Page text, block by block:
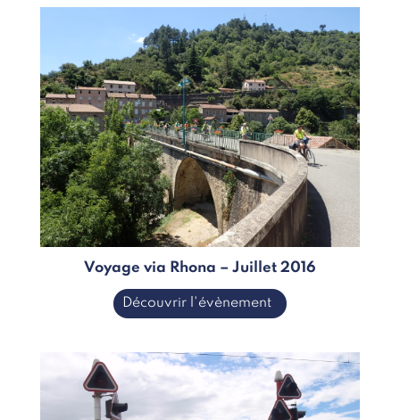
Voyage via Rhona – Juillet 2016
Découvrir l'évènement